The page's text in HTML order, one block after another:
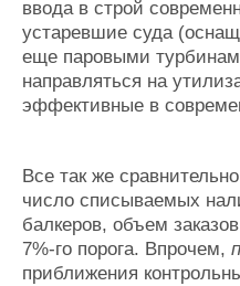
ввода в строй
устаревшие суда
еще паровыми
направляться на
эффективные в
Все так же
число списываемых
балкеров, объем
7%-го порога. Впрочем,
приближения